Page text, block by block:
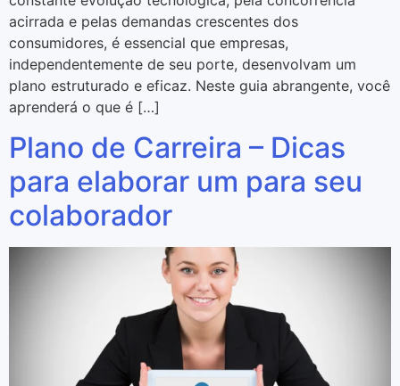
acirrada e pelas demandas crescentes dos
consumidores, é essencial que empresas,
independentemente de seu porte, desenvolvam um
plano estruturado e eficaz. Neste guia abrangente, você
aprenderá o que é […]
Plano de Carreira – Dicas
para elaborar um para seu
colaborador